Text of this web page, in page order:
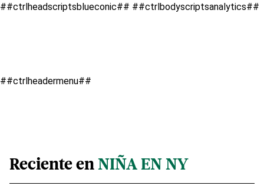
##ctrlheadscriptsblueconic## ##ctrlbodyscriptsanalytics##
##ctrlheadermenu##
Reciente en NIÑA EN NY